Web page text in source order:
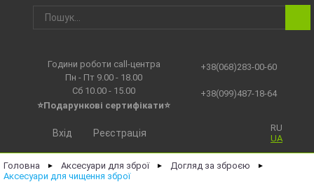
Години роботи call-центра
Пн - Пт 9.00 - 18.00
Сб 10.00 - 15.00
⭐Подарункові сертифікати⭐
+38(068)283-00-60
+38(099)487-18-64
RU
UA
Вхід Реєстрація
Головна ► Аксесуари для зброї ► Догляд за зброєю ►
Аксесуари для чищення зброї